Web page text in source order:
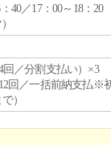
40／17：00～18：20
回／分割支払い）×3
回／一括前納支払※
）